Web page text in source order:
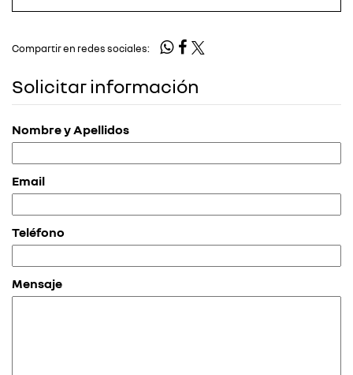
Compartir en redes sociales:
Solicitar información
Nombre y Apellidos
Email
Teléfono
Mensaje